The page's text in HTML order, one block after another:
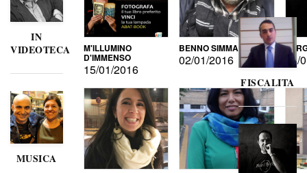
IN
VIDEOTECA
MUSICA
M'ILLUMINO
D'IMMENSO
15/01/2016
BENNO SIMMA
02/01/2016
FISCALITA